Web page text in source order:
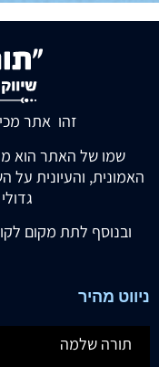
זהו אתר
שמו של האתר הוא
האמונית, והעיונית
ובנוסף לתת מקום
ניווט מהיר
תורה שלמה